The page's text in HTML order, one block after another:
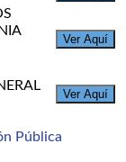
Ver Aquí
Ver Aquí
Pública